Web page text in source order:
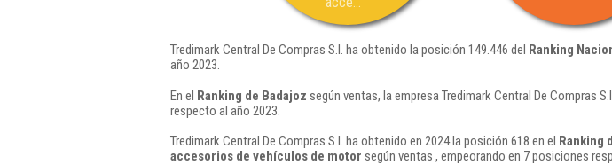
Tredimark Central De Compras S.l. ha obtenido la posición 149.446 del Ranking
año 2023.
En el Ranking de Badajoz según ventas, la empresa Tredimark Central De Compras
respecto al año 2023.
Tredimark Central De Compras S.l. ha obtenido en 2024 la posición 618 en el Ranking
accesorios de vehículos de motor según ventas , empeorando en 7 posiciones